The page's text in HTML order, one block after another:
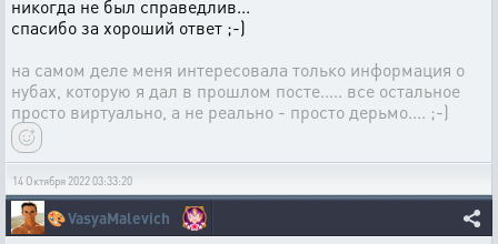
никогда не был справедлив...
спасибо за хороший ответ ;-)
на самом деле меня интересовала только информация о
нубах, которую я дал в прошлом посте..... все остальное
просто виртуально, а не реально - просто дерьмо.... ;-)
14 Октября 2022 03:33:20
🎨VasyaMalevich